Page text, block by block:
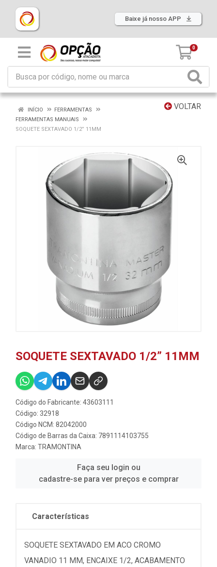
Baixe já nosso APP
0
VOLTAR
INÍCIO
FERRAMENTAS
FERRAMENTAS MANUAIS
SOQUETE SEXTAVADO 1/2” 11MM
SOQUETE SEXTAVADO 1/2” 11MM
Código do Fabricante: 43603111
Código: 32918
Código NCM: 82042000
Código de Barras da Caixa: 7891114103755
Marca: TRAMONTINA
Faça seu login ou
cadastre-se para ver preços e comprar
Características
SOQUETE SEXTAVADO EM ACO CROMO
VANADIO 11 MM, ENCAIXE 1/2, ACABAMENTO